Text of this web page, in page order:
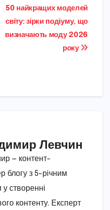
50 найкращих моделей
світу: зірки подіуму, що
визначають моду 2026
року
Левчин
— контент-
блогу з 5-річним
у створенні
контенту. Експерт